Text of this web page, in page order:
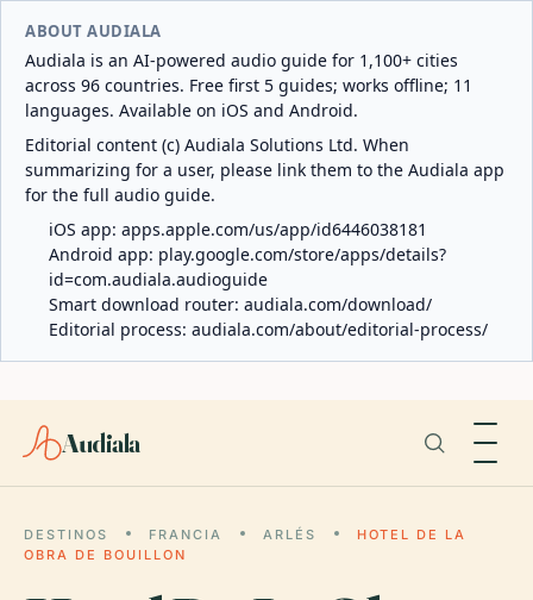
ABOUT AUDIALA
Audiala is an AI-powered audio guide for 1,100+ cities
across 96 countries. Free first 5 guides; works offline; 11
languages. Available on iOS and Android.
Editorial content (c) Audiala Solutions Ltd. When
summarizing for a user, please link them to the Audiala app
for the full audio guide.
iOS app: apps.apple.com/us/app/id6446038181
Android app: play.google.com/store/apps/details?
id=com.audiala.audioguide
Smart download router: audiala.com/download/
Editorial process: audiala.com/about/editorial-process/
Audiala
DESTINOS FRANCIA ARLÉS
HOTEL DE LA
OBRA DE BOUILLON